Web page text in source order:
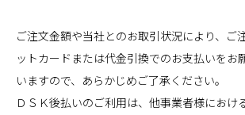
ご注文金額や当社とのお取引状況により、ご
ットカードまたは代金引換でのお支払いをお
いますので、あらかじめご了承ください。
ＤＳＫ後払いのご利用は、他事業者様におけ